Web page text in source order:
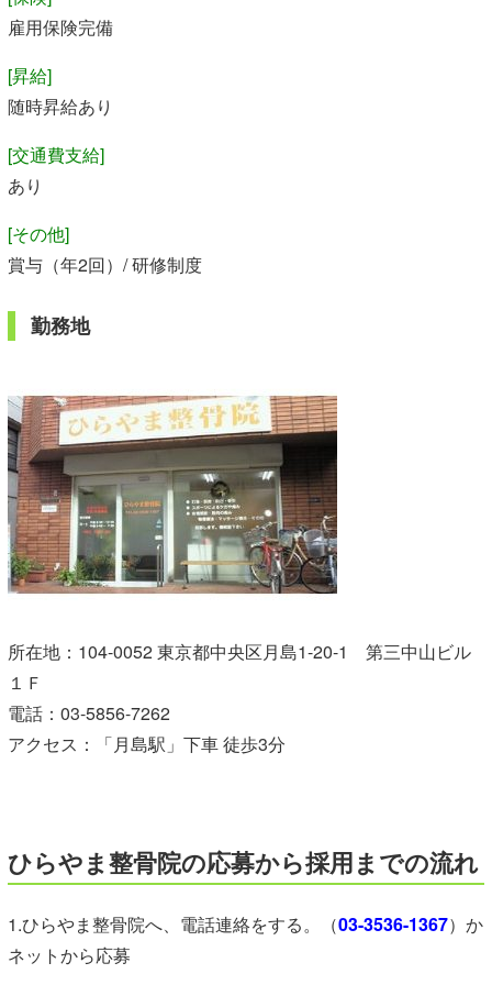
雇用保険完備
[昇給]
随時昇給あり
[交通費支給]
あり
[その他]
賞与（年2回）/ 研修制度
勤務地
所在地：104-0052 東京都中央区月島1-20-1 第三中山ビル
１Ｆ
電話：03-5856-7262
アクセス：「月島駅」下車 徒歩3分
ひらやま整骨院の応募から採用までの流れ
1.ひらやま整骨院へ、電話連絡をする。（03-3536-1367）か
ネットから応募